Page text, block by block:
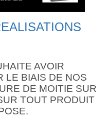
AVOIR
LE BIAIS DE NOS
DE MOITIE SUR
TOUT PRODUIT